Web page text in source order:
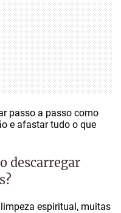
passo a passo como
e afastar tudo o que
descarregar
espiritual, muitas